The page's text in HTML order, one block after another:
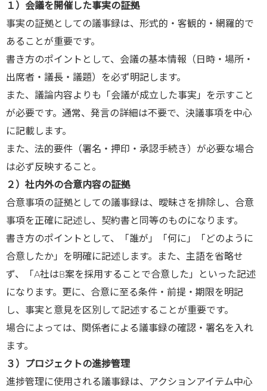
１）会議を開催した事実の証拠
事実の証拠としての議事録は、形式的・客観的・網羅的で
あることが重要です。
書き方のポイントとして、会議の基本情報（日時・場所・
出席者・議長・議題）を必ず明記します。
また、議論内容よりも「会議が成立した事実」を示すこと
が必要です。通常、発言の詳細は不要で、決議事項を中心
に記載します。
また、法的要件（署名・押印・承認手続き）が必要な場合
は必ず反映すること。
２）社内外の合意内容の証拠
合意事項の証拠としての議事録は、曖昧さを排除し、合意
事項を正確に記述し、契約書と同等のものになります。
書き方のポイントとして、「誰が」「何に」「どのように
合意したか」を明確に記述します。また、主語を省略せ
ず、「A社はB案を採用することで合意した」といった記述
になります。更に、合意に至る条件・前提・期限を明記
し、事実と意見を区別して記述することが重要です。
場合によっては、関係者による議事録の確認・署名を入れ
ます。
３）プロジェクトの進捗管理
進捗管理に使用される議事録は、アクションアイテム中心